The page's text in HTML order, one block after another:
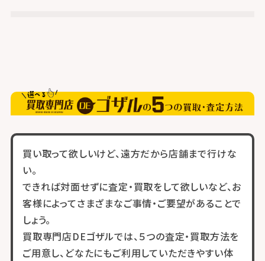
買い取って欲しいけど、遠方だから店舗まで行けな
い。
できれば対面せずに査定・買取をして欲しいなど、お
客様によってさまざまなご事情・ご要望があることで
しょう。
買取専門店DEゴザルでは、５つの査定・買取方法を
ご用意し、どなたにもご利用していただきやすい体